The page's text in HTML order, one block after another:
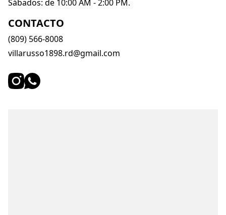
Sábados: de 10:00 AM - 2:00 PM.
CONTACTO
(809) 566-8008
villarusso1898.rd@gmail.com